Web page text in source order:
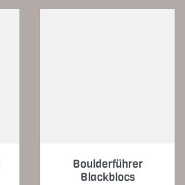
Boulderführer
Blackblocs